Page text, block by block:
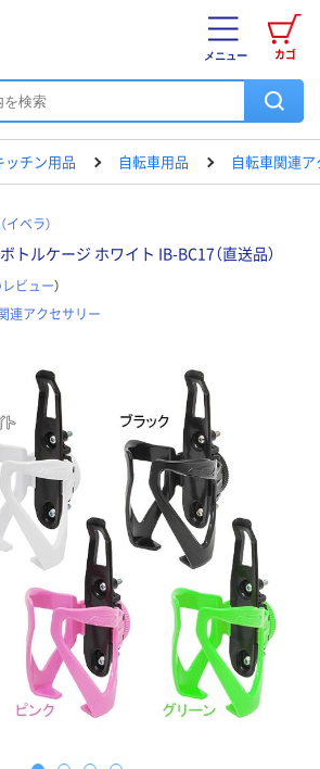
カゴ
メニュー
チン用品 自転車用品 自転車関連
イベラ）
トルケージ ホワイト IB-BC17（直送品）
ビュー）
連アクセサリー